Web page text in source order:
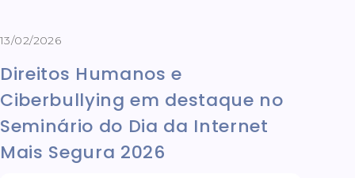
13/02/2026
Direitos Humanos e
Ciberbullying em destaque no
Seminário do Dia da Internet
Mais Segura 2026